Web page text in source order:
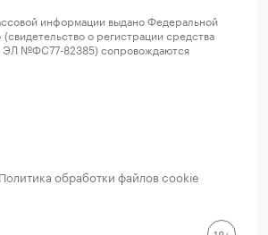
информации выдано Федеральной
о регистрации средства
ЭЛ №ФС77-82385) сопровождаются
Политика обработки файлов cookie